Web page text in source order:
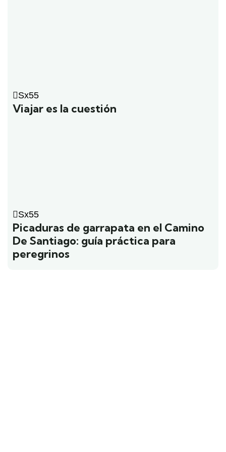
Sx55
Viajar es la cuestión
Sx55
Picaduras de garrapata en el Camino
De Santiago: guía práctica para
peregrinos